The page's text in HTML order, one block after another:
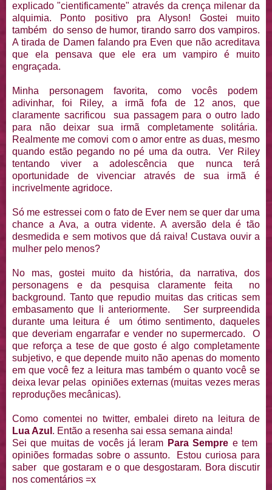
explicado "cientificamente" através da crença milenar da
alquimia. Ponto positivo pra Alyson! Gostei muito
também do senso de humor, tirando sarro dos vampiros.
A tirada de Damen falando pra Even que não acreditava
que ela pensava que ele era um vampiro é muito
engraçada.
Minha personagem favorita, como vocês podem
adivinhar, foi Riley, a irmã fofa de 12 anos, que
claramente sacrificou sua passagem para o outro lado
para não deixar sua irmã completamente solitária.
Realmente me comovi com o amor entre as duas, mesmo
quando estão pegando no pé uma da outra. Ver Riley
tentando viver a adolescência que nunca terá
oportunidade de vivenciar através de sua irmã é
incrivelmente agridoce.
Só me estressei com o fato de Ever nem se quer dar uma
chance a Ava, a outra vidente. A aversão dela é tão
desmedida e sem motivos que dá raiva! Custava ouvir a
mulher pelo menos?
No mas, gostei muito da história, da narrativa, dos
personagens e da pesquisa claramente feita no
background. Tanto que repudio muitas das criticas sem
embasamento que li anteriormente. Ser surpreendida
durante uma leitura é um ótimo sentimento, daqueles
que deveriam engarrafar e vender no supermercado. O
que reforça a tese de que gosto é algo completamente
subjetivo, e que depende muito não apenas do momento
em que você fez a leitura mas também o quanto você se
deixa levar pelas opiniões externas (muitas vezes meras
reproduções mecânicas).
Como comentei no twitter, embalei direto na leitura de
Lua Azul . Então a resenha sai essa semana ainda!
Sei que muitas de vocês já leram Para Sempre e tem
opiniões formadas sobre o assunto. Estou curiosa para
saber que gostaram e o que desgostaram. Bora discutir
nos comentários =x